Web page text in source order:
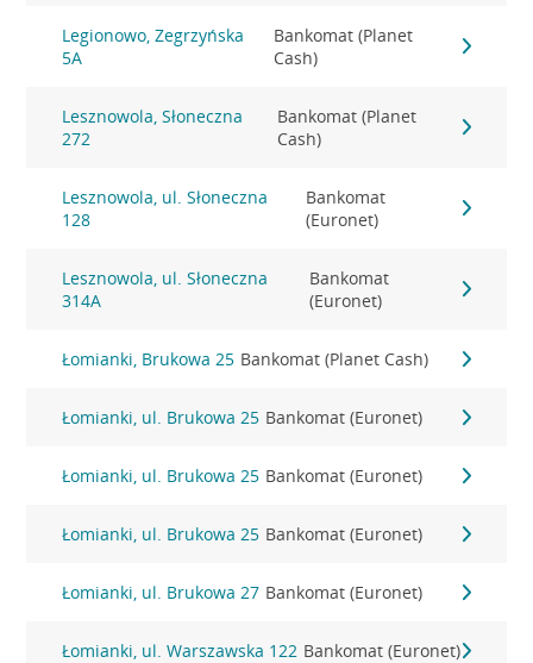
Legionowo, Zegrzyńska
5A
Bankomat (Planet
Cash)
Lesznowola, Słoneczna
272
Bankomat (Planet
Cash)
Lesznowola, ul. Słoneczna
128
Bankomat
(Euronet)
Lesznowola, ul. Słoneczna
314A
Bankomat
(Euronet)
Łomianki, Brukowa 25 Bankomat (Planet Cash)
Łomianki, ul. Brukowa 25 Bankomat (Euronet)
Łomianki, ul. Brukowa 25 Bankomat (Euronet)
Łomianki, ul. Brukowa 25 Bankomat (Euronet)
Łomianki, ul. Brukowa 27 Bankomat (Euronet)
Łomianki, ul. Warszawska 122 Bankomat (Euronet)